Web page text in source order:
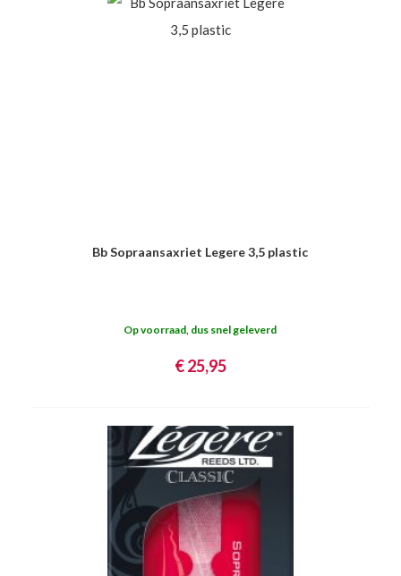
Bb Sopraansaxriet Legere 3,5 plastic
Op voorraad, dus snel geleverd
€ 25,95